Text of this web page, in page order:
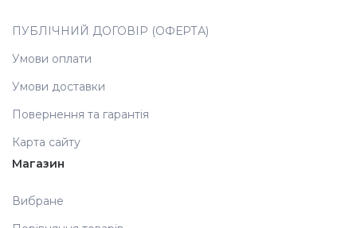
ПУБЛІЧНИЙ ДОГОВІР (ОФЕРТА)
Умови оплати
Умови доставки
Повернення та гарантія
Карта сайту
Магазин
Вибране